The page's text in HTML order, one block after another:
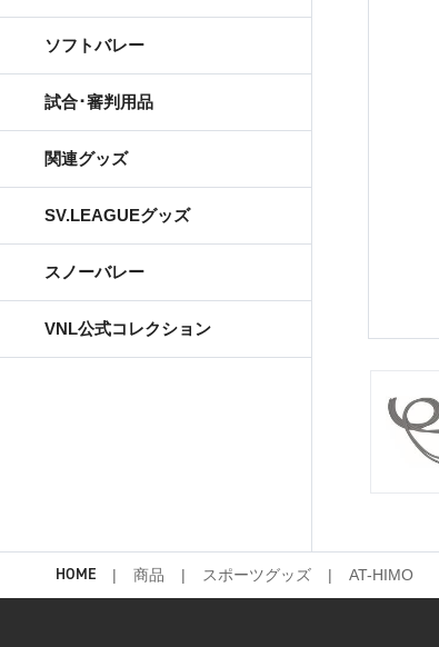
ソフトバレー
試合･審判用品
関連グッズ
SV.LEAGUEグッズ
スノーバレー
VNL公式コレクション
HOME 商品 スポーツグッズ AT-HIMO